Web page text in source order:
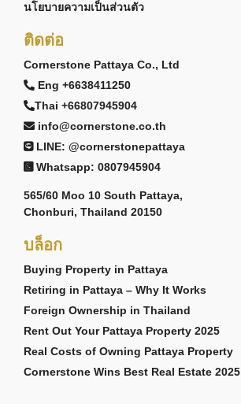
นโยบายความเป็นส่วนตัว
ติดต่อ
Cornerstone Pattaya Co., Ltd
Eng +6638411250
Thai +66807945904
info@cornerstone.co.th
LINE: @cornerstonepattaya
Whatsapp: 0807945904
565/60 Moo 10 South Pattaya,
Chonburi, Thailand 20150
บล็อก
Buying Property in Pattaya
Retiring in Pattaya – Why It Works
Foreign Ownership in Thailand
Rent Out Your Pattaya Property 2025
Real Costs of Owning Pattaya Property
Cornerstone Wins Best Real Estate 2025